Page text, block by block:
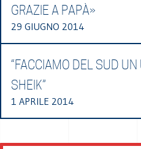
GRAZIE A PAPÀ»
29 GIUGNO 2014
“FACCIAMO DEL SUD
SHEIK”
1 APRILE 2014